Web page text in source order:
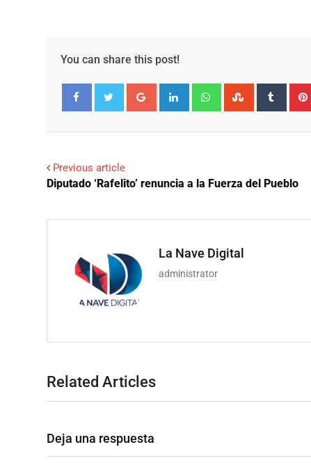
You can share this post!
Google+ LinkedIn WhatsappStumbleUpon
Tumblr
Previous article
Diputado ‘Rafelito’ renuncia a la Fuerza del Pueblo
La Nave Digital
administrator
Related Articles
Deja una respuesta